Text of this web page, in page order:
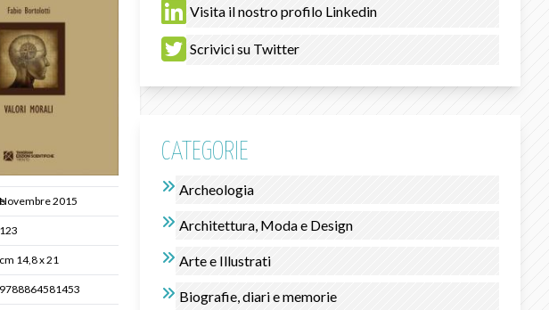
Novembre 2015
123
cm 14,8 x 21
9788864581453
Visita il nostro profilo Linkedin
Scrivici su Twitter
CATEGORIE
Archeologia
Architettura, Moda e Design
Arte e Illustrati
Biografie, diari e memorie